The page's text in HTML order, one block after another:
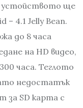
устойството ще
– 4.1 Jelly Bean.
до 8 часа
на HD видео,
часа. Теглото
недостатък
за SD карта с